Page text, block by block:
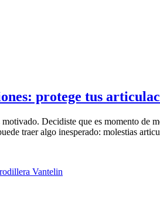
protege tus
Decidiste que es momento
traer algo inesperado: molestias